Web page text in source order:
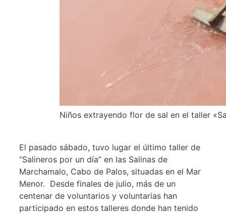
Niños extrayendo flor de sal en el taller
El pasado sábado, tuvo lugar el último taller de
“Salineros por un día” en las Salinas de
Marchamalo, Cabo de Palos, situadas en el Mar
Menor. Desde finales de julio, más de un
centenar de voluntarios y voluntarias han
participado en estos talleres donde han tenido